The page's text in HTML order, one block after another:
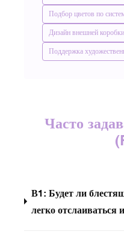
Подбор цветов по
Дизайн внешней коробки
Поддержка
Часто
В1: Будет ли
легко отслаиваться